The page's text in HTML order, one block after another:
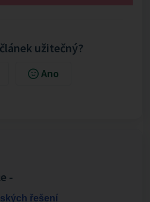
užitečný?
Ano
-
řešení